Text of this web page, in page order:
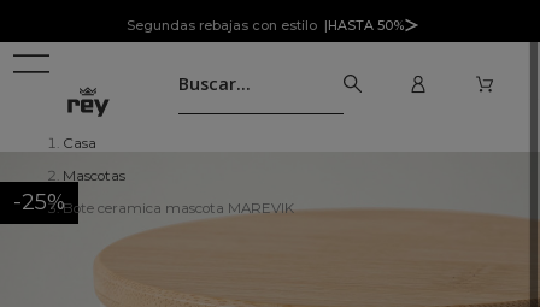
Segundas rebajas con estilo |HASTA 50%
Casa
Mascotas
Bote ceramica mascota MAREVIK
-25%